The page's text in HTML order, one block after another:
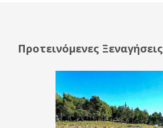
Προτεινόμενες Ξεναγήσεις